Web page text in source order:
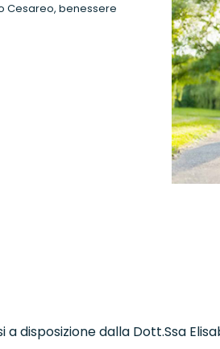
Cesareo, benessere
disposizione dalla Dott.Ssa